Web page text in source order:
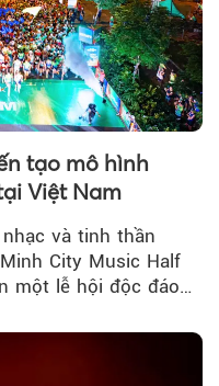
tạo mô hình
Việt Nam
và tinh thần
City Music Half
một lễ hội độc đáo